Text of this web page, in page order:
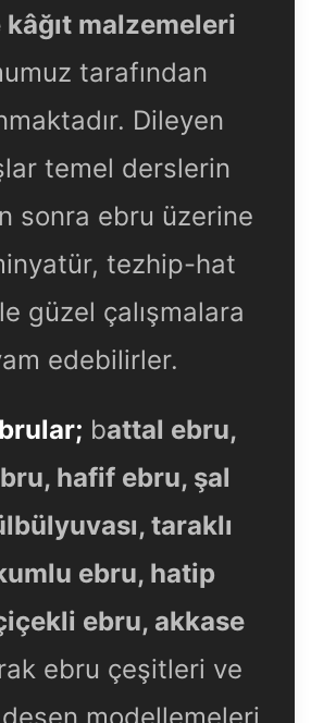
kâğıt malzemeleri
tarafından
Dileyen
temel derslerin
sonra ebru üzerine
tezhip-hat
güzel çalışmalara
edebilirler.
battal ebru,
hafif ebru, şal
taraklı
ebru, hatip
ebru, akkase
ebru çeşitleri ve
modellemeleri